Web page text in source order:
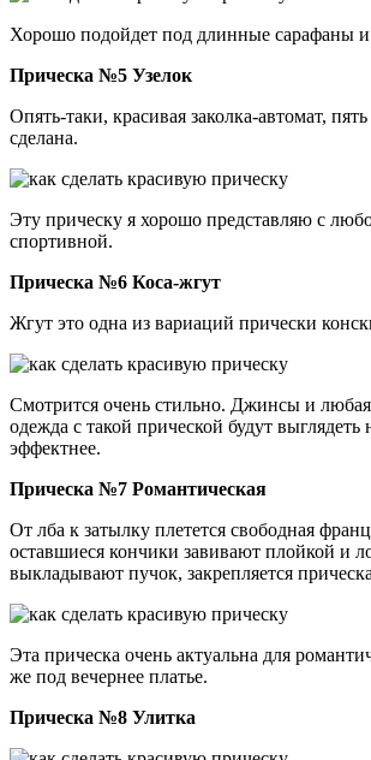
Хорошо подойдет под длинные сарафаны
Прическа №5 Узелок
Опять-таки, красивая заколка-автомат,
сделана.
Эту прическу я хорошо представляю с
спортивной.
Прическа №6 Коса-жгут
Жгут это одна из вариаций прически
Смотрится очень стильно. Джинсы и
одежда с такой прической будут выглядеть
эффектнее.
Прическа №7 Романтическая
От лба к затылку плетется свободная
оставшиеся кончики завивают плойкой и
выкладывают пучок, закрепляется
Эта прическа очень актуальна для
же под вечернее платье.
Прическа №8 Улитка